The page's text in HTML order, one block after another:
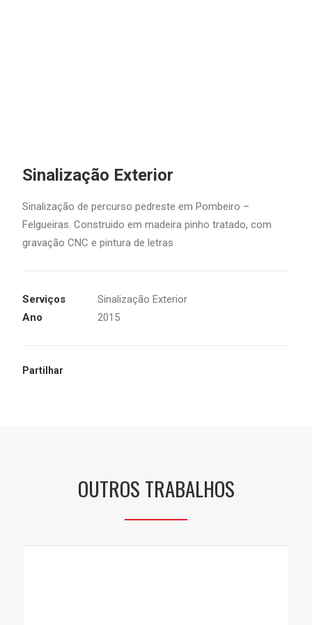
Sinalização Exterior
Sinalização de percurso pedreste em Pombeiro –
Felgueiras. Construido em madeira pinho tratado, com
gravação CNC e pintura de letras
Serviços
Sinalização Exterior
Ano
2015
Partilhar
OUTROS TRABALHOS